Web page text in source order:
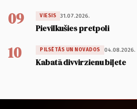
09 VIESIS 31.07.2026.
Pievilkušies pretpoli
10 PILSĒTĀS UN NOVADOS 04.08.2026.
Kabatā divvirzienu biļete